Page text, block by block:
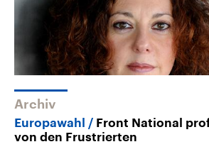
Archiv
Europawahl
Front National
von den Frustrierten